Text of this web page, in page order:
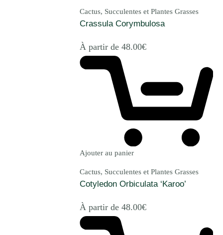
Cactus, Succulentes et Plantes Grasses
Crassula Corymbulosa
À partir de 48.00€
Ajouter au panier
Cactus, Succulentes et Plantes Grasses
Cotyledon Orbiculata ‘Karoo’
À partir de 48.00€